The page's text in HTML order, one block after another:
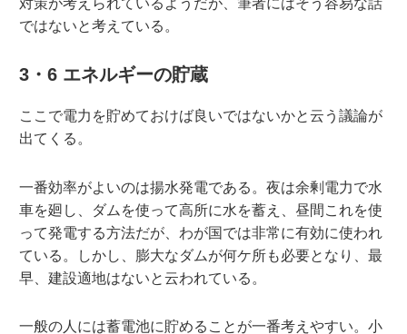
対策が考えられているようだが、筆者にはそう容易な話
ではないと考えている。
3・6 エネルギーの貯蔵
ここで電力を貯めておけば良いではないかと云う議論が
出てくる。
一番効率がよいのは揚水発電である。夜は余剰電力で水
車を廻し、ダムを使って高所に水を蓄え、昼間これを使
って発電する方法だが、わが国では非常に有効に使われ
ている。しかし、膨大なダムが何ケ所も必要となり、最
早、建設適地はないと云われている。
一般の人には蓄電池に貯めることが一番考えやすい。小